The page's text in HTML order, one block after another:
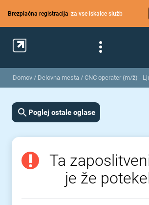
Brezplačna registracija za vse iskalce služb
Domov / Delovna mesta / CNC operater (m/ž) -
Poglej ostale oglase
Ta
je že